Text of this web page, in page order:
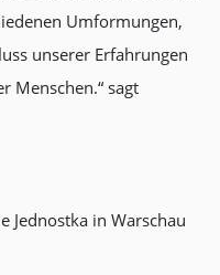
Umformungen,
unserer Erfahrungen
Menschen.“ sagt
Jednostka in Warschau